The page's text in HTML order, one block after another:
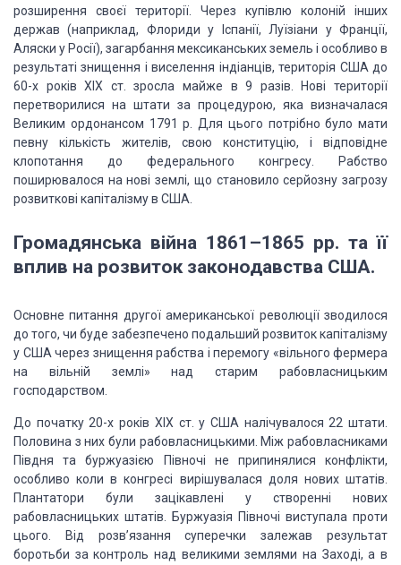
розши­рення своєї території. Через купівлю колоній інших
держав (на­приклад, Флориди у Іспанії, Луїзіани у Франції,
Аляски у Росії), загарбання мексиканських земель і особливо в
результаті зни­щення і виселення індіанців, територія США до
60-х років XIX ст. зросла майже в 9 разів. Нові території
перетворилися на штати за процедурою, яка визначалася
Великим ордонансом 1791 р. Для цього потрібно було мати
певну кількість жителів, свою конститу­цію, і відповідне
клопотання до федерального конгресу.
Рабство
поширювалося на нові землі, що становило серйозну загрозу
роз­виткові капіталізму в США.
Громадянська війна 1861–1865 рр. та її
вплив на розвиток законодавства США.
Основне питання другої американської революціїзводилося
до того, чи буде забезпечено подальший розвиток капіталізму
у США через знищення рабства і перемогу «вільного фермера
на вільній землі» над старим рабовласницьким
господарством.
До початку20-х років XIX ст. у США налічувалося 22 штати.
Половина з них були рабовласницькими. Між рабовласниками
Півдня та буржуазією Півночі не припинялися конфлікти,
особли­во коли в конгресі вирішувалася доля новихштатів.
Плантатори були зацікавлені у створенні нових
рабовласницьких штатів.
Бур­жуазія Півночі виступала проти
цього. Від розв’язання суперечки залежав результат
боротьби за контроль над великими землями на Заході, а в